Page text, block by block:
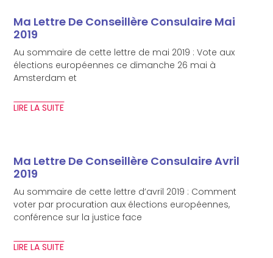
Ma Lettre De Conseillère Consulaire Mai
2019
Au sommaire de cette lettre de mai 2019 : Vote aux
élections européennes ce dimanche 26 mai à
Amsterdam et
LIRE LA SUITE
Ma Lettre De Conseillère Consulaire Avril
2019
Au sommaire de cette lettre d’avril 2019 : Comment
voter par procuration aux élections européennes,
conférence sur la justice face
LIRE LA SUITE